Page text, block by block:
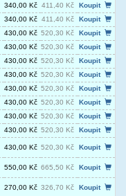
340,00 Kč 411,40 Kč
Koupit
340,00 Kč 411,40 Kč
Koupit
430,00 Kč 520,30 Kč
Koupit
430,00 Kč 520,30 Kč
Koupit
430,00 Kč 520,30 Kč
Koupit
430,00 Kč 520,30 Kč
Koupit
430,00 Kč 520,30 Kč
Koupit
430,00 Kč 520,30 Kč
Koupit
430,00 Kč 520,30 Kč
Koupit
430,00 Kč 520,30 Kč
Koupit
430,00 Kč 520,30 Kč
Koupit
550,00 Kč 665,50 Kč
Koupit
270,00 Kč 326,70 Kč
Koupit